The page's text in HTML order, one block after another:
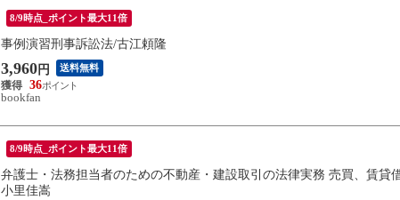
8/9時点_ポイント最大11倍
事例演習刑事訴訟法/古江頼隆
3,960 円 送料無料
36
bookfan
8/9時点_ポイント最大11倍
弁護士・法務担当者のための不動産・建設取引の法律実務 売買、賃
小里佳嵩